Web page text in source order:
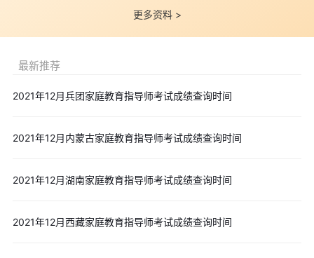
更多资料 >
最新推荐
2021年12月兵团家庭教育指导师考试成绩查询时间
2021年12月内蒙古家庭教育指导师考试成绩查询时间
2021年12月湖南家庭教育指导师考试成绩查询时间
2021年12月西藏家庭教育指导师考试成绩查询时间